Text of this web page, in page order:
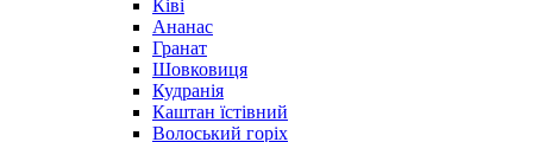
Ківі
Ананас
Гранат
Шовковиця
Кудранія
Каштан їстівний
Волоський горіх